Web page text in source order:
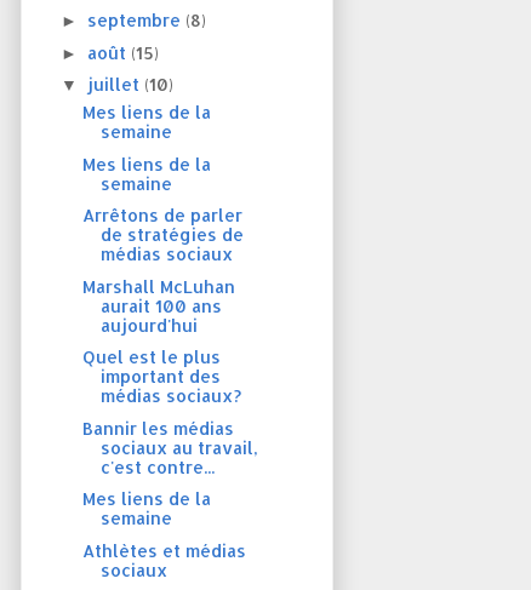
► septembre (8)
► août (15)
▼ juillet (10)
Mes liens de la
semaine
Mes liens de la
semaine
Arrêtons de parler
de stratégies de
médias sociaux
Marshall McLuhan
aurait 100 ans
aujourd'hui
Quel est le plus
important des
médias sociaux?
Bannir les médias
sociaux au travail,
c'est contre...
Mes liens de la
semaine
Athlètes et médias
sociaux